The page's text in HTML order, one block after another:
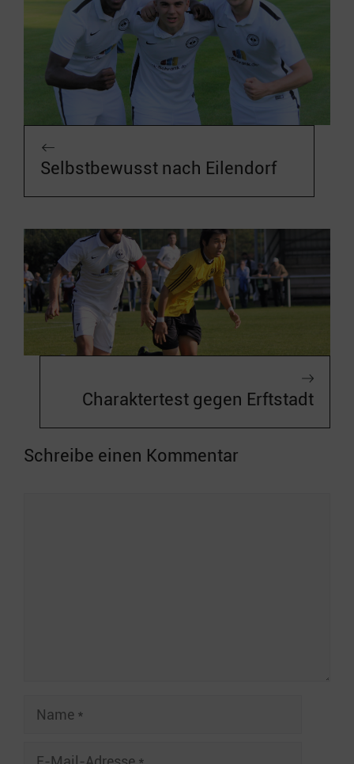
Selbstbewusst nach Eilendorf
Charaktertest gegen Erftstadt
Schreibe einen Kommentar